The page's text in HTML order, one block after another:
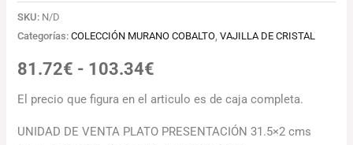
SKU: N/D
Categorías:COLECCIÓN MURANO COBALTO ,VAJILLA DE CRISTAL
81.72€ - 103.34€
El precio que figura en el articulo es de caja completa.
UNIDAD DE VENTA PLATO PRESENTACIÓN 31.5×2 cms